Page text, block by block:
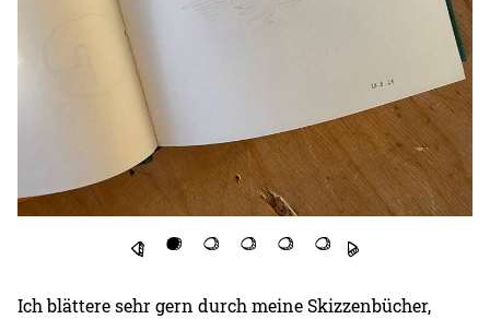
Ich blättere sehr gern durch meine Skizzenbücher,